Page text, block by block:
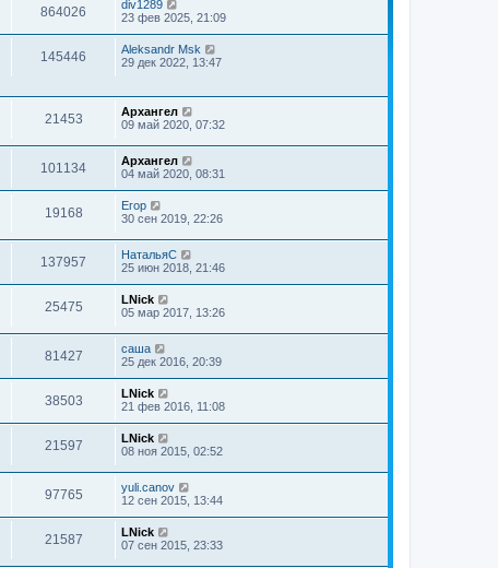
864026
div1289
23 фев 2025, 21:09
145446
Aleksandr Msk
29 дек 2022, 13:47
21453
Архангел
09 май 2020, 07:32
101134
Архангел
04 май 2020, 08:31
19168
Егор
30 сен 2019, 22:26
137957
НатальяС
25 июн 2018, 21:46
25475
LNick
05 мар 2017, 13:26
81427
саша
25 дек 2016, 20:39
38503
LNick
21 фев 2016, 11:08
21597
LNick
08 ноя 2015, 02:52
97765
yuli.canov
12 сен 2015, 13:44
21587
LNick
07 сен 2015, 23:33